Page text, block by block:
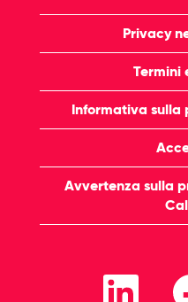
Privacy
Termini
Informativa
Avvertenza sulla
S